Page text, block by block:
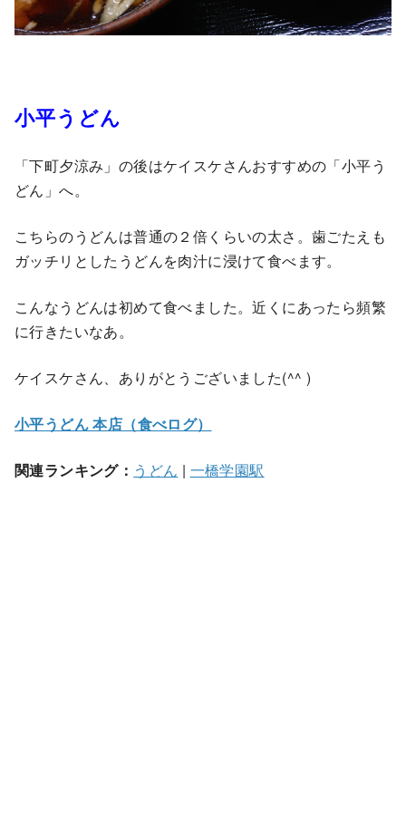
小平うどん
「下町夕涼み」の後はケイスケさんおすすめの「小平う
どん」へ。
こちらのうどんは普通の２倍くらいの太さ。歯ごたえも
ガッチリとしたうどんを肉汁に浸けて食べます。
こんなうどんは初めて食べました。近くにあったら頻繁
に行きたいなあ。
ケイスケさん、ありがとうございました(^^ )
小平うどん 本店（食べログ）
関連ランキング： うどん | 一橋学園駅